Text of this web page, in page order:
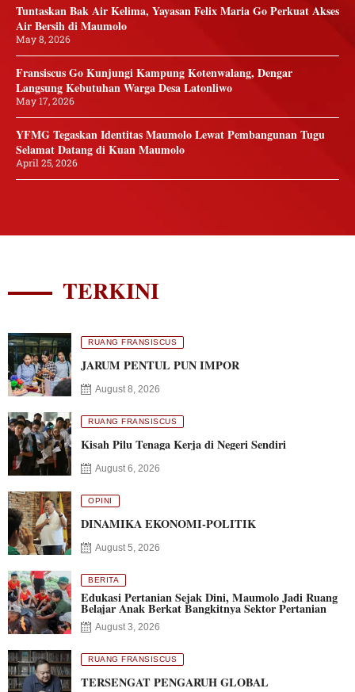
Tuntaskan Bak Air Kelima, Yayasan Felix Maria Go Perkuat Akses
Air Bersih di Maumolo
May 8, 2026
Fransiscus Go Kunjungi Kampung Kotenwalang, Dengar
Langsung Kebutuhan Warga Desa Latonliwo
May 17, 2026
YFMG Tegaskan Identitas Maumolo Lewat Pembangunan Tugu
Selamat Datang di Kuan Maumolo
April 25, 2026
TERKINI
RUANG FRANSISCUS
JARUM PENTUL PUN IMPOR
August 8, 2026
RUANG FRANSISCUS
Kisah Pilu Tenaga Kerja di Negeri Sendiri
August 6, 2026
OPINI
DINAMIKA EKONOMI-POLITIK
August 5, 2026
BERITA
Edukasi Pertanian Sejak Dini, Maumolo Jadi Ruang
Belajar Anak Berkat Bangkitnya Sektor Pertanian
August 3, 2026
RUANG FRANSISCUS
TERSENGAT PENGARUH GLOBAL